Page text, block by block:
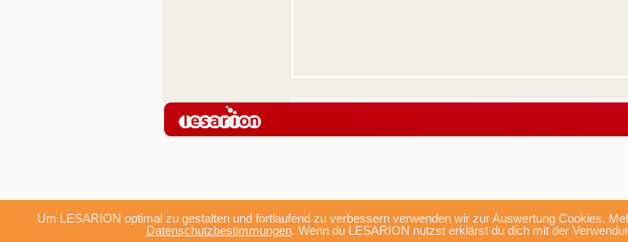
Um LESARION optimal zu gestalten und fortlaufend zu verbessern verwenden wir zur Auswertung Cookies.
Datenschutzbestimmungen. Wenn du LESARION nutzst erklärst du dich mit der